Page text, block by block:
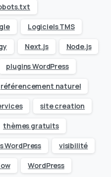
Logiciels TMS
Next.js Node.js
plugins WordPress
référencement naturel
site creation
thèmes gratuits
WordPress visibilité
WordPress